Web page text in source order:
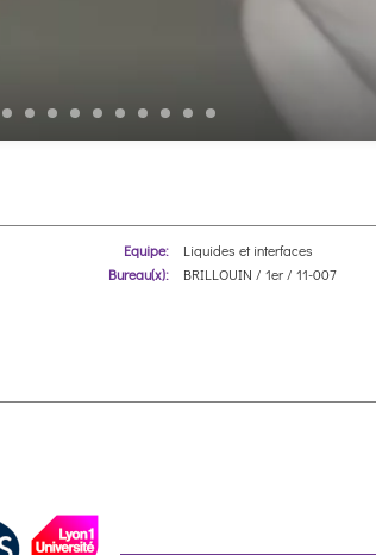
Equipe:
Liquides et interfaces
Bureau(x):
BRILLOUIN / 1er / 11-007